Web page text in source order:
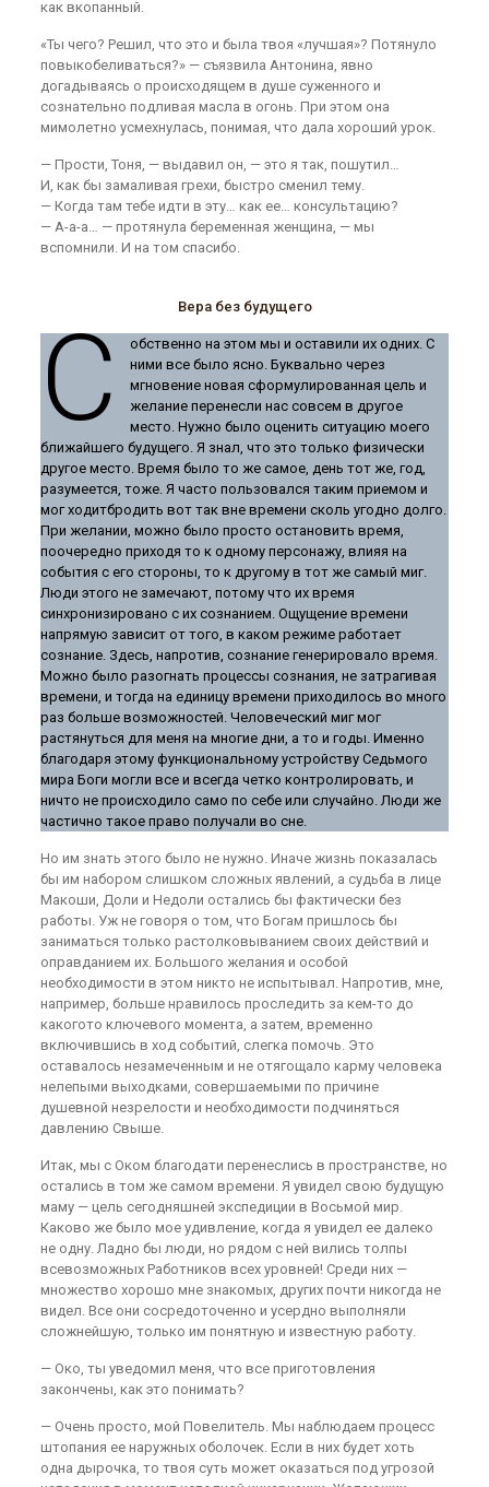
как вкопанный.
«Ты чего? Решил, что это и была твоя «лучшая»? Потянуло
повыкобеливаться?» — съязвила Антонина, явно
догадываясь о происходящем в душе суженного и
сознательно подливая масла в огонь. При этом она
мимолетно усмехнулась, понимая, что дала хороший урок.
— Прости, Тоня, — выдавил он, — это я так, пошутил…
И, как бы замаливая грехи, быстро сменил тему.
— Когда там тебе идти в эту… как ее… консультацию?
— А-а-а… — протянула беременная женщина, — мы
вспомнили. И на том спасибо.
Вера без будущего
С
обственно на этом мы и оставили их одних. С
ними все было ясно. Буквально через
мгновение новая сформулированная цель и
желание перенесли нас совсем в другое
место. Нужно было оценить ситуацию моего
ближайшего будущего. Я знал, что это только физически
другое место. Время было то же самое, день тот же, год,
разумеется, тоже. Я часто пользовался таким приемом и
мог ходитбродить вот так вне времени сколь угодно долго.
При желании, можно было просто остановить время,
поочередно приходя то к одному персонажу, влияя на
события с его стороны, то к другому в тот же самый миг.
Люди этого не замечают, потому что их время
синхронизировано с их сознанием. Ощущение времени
напрямую зависит от того, в каком режиме работает
сознание. Здесь, напротив, сознание генерировало время.
Можно было разогнать процессы сознания, не затрагивая
времени, и тогда на единицу времени приходилось во много
раз больше возможностей. Человеческий миг мог
растянуться для меня на многие дни, а то и годы. Именно
благодаря этому функциональному устройству Седьмого
мира Боги могли все и всегда четко контролировать, и
ничто не происходило само по себе или случайно. Люди же
частично такое право получали во сне.
Но им знать этого было не нужно. Иначе жизнь показалась
бы им набором слишком сложных явлений, а судьба в лице
Макоши, Доли и Недоли остались бы фактически без
работы. Уж не говоря о том, что Богам пришлось бы
заниматься только растолковыванием своих действий и
оправданием их. Большого желания и особой
необходимости в этом никто не испытывал. Напротив, мне,
например, больше нравилось проследить за кем-то до
какогото ключевого момента, а затем, временно
включившись в ход событий, слегка помочь. Это
оставалось незамеченным и не отягощало карму человека
нелепыми выходками, совершаемыми по причине
душевной незрелости и необходимости подчиняться
давлению Свыше.
Итак, мы с Оком благодати перенеслись в пространстве, но
остались в том же самом времени. Я увидел свою будущую
маму — цель сегодняшней экспедиции в Восьмой мир.
Каково же было мое удивление, когда я увидел ее далеко
не одну. Ладно бы люди, но рядом с ней вились толпы
всевозможных Работников всех уровней! Среди них —
множество хорошо мне знакомых, других почти никогда не
видел. Все они сосредоточенно и усердно выполняли
сложнейшую, только им понятную и известную работу.
— Око, ты уведомил меня, что все приготовления
закончены, как это понимать?
— Очень просто, мой Повелитель. Мы наблюдаем процесс
штопания ее наружных оболочек. Если в них будет хоть
одна дырочка, то твоя суть может оказаться под угрозой